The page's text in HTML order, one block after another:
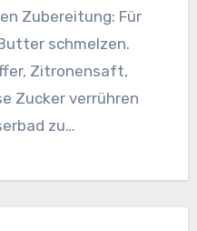
Zubereitung: Für
schmelzen.
Zitronensaft,
Zucker verrühren
zu…